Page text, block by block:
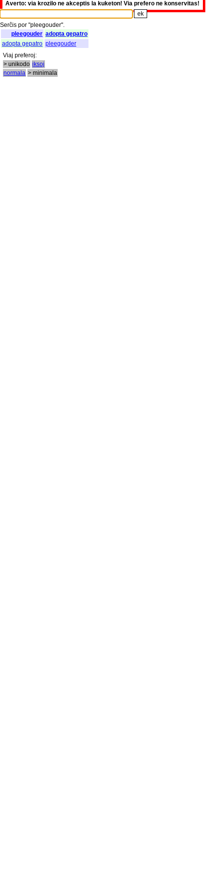
Averto: via krozilo ne akceptis la kuketon! Via prefero ne konservitas!
Serĉis por "pleegouder".
pleegouder adopta gepatro
adopta gepatro pleegouder
Viaj preferoj:
> unikodo iksoj
normala > minimala